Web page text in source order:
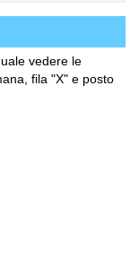
vedere le
fila "X" e posto